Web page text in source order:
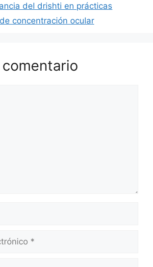
del drishti en prácticas
concentración ocular